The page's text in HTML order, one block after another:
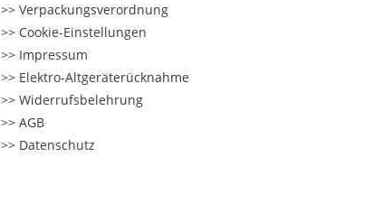
Verpackungsverordnung
Cookie-Einstellungen
Impressum
Elektro-Altgeräterücknahme
Widerrufsbelehrung
AGB
Datenschutz